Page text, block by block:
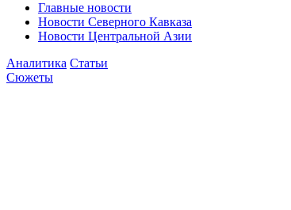
Главные новости
Новости Северного Кавказа
Новости Центральной Азии
Аналитика Статьи
Сюжеты